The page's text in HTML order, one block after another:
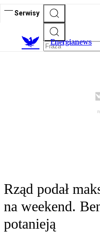
Serwisy
Energianews
Rząd podał
na weekend.
potanieją